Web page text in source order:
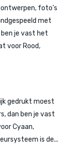
foto's
met
je vast het
voor Rood,
gedrukt moest
dan ben je vast
Cyaan,
is de...